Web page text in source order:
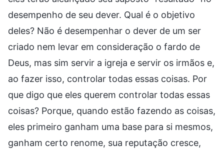
desempenho de seu dever. Qual é o objetivo
deles? Não é desempenhar o dever de um ser
criado nem levar em consideração o fardo de
Deus, mas sim servir a igreja e servir os irmãos e,
ao fazer isso, controlar todas essas coisas. Por
que digo que eles querem controlar todas essas
coisas? Porque, quando estão fazendo as coisas,
eles primeiro ganham uma base para si mesmos,
ganham certo renome, sua reputação cresce,